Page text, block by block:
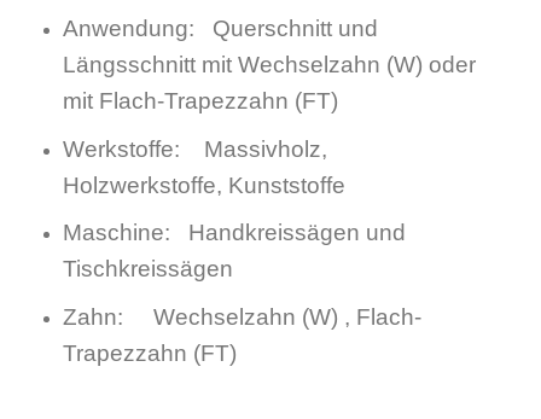
Anwendung: Querschnitt und
Längsschnitt mit Wechselzahn (W) oder
mit Flach-Trapezzahn (FT)
Werkstoffe: Massivholz,
Holzwerkstoffe, Kunststoffe
Maschine: Handkreissägen und
Tischkreissägen
Zahn: Wechselzahn (W) , Flach-
Trapezzahn (FT)